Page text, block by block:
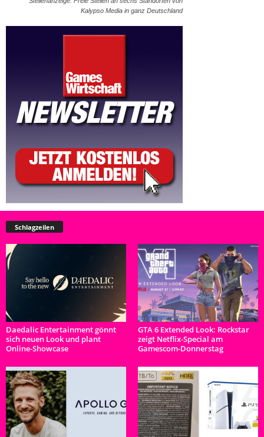
Kalypso Media in ganz Deutschland
Schlagzeilen
Daedalic Entertainment gönnt
sich neuen Look und plant
Online-Showcase
GTA 6 Extended Look: Rockstar
zeigt Netflix-Special am
Gamescom-Donnerstag